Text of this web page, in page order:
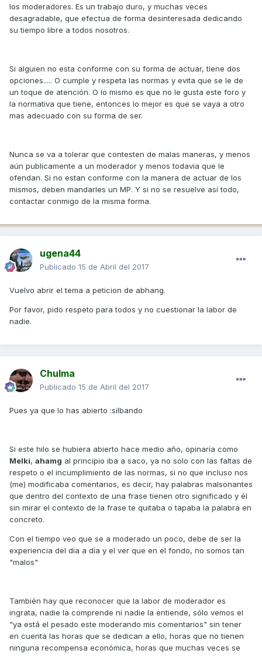
los moderadores. Es un trabajo duro, y muchas veces
desagradable, que efectua de forma desinteresada dedicando
su tiempo libre a todos nosotros.
Si alguien no esta conforme con su forma de actuar, tiene dos
opciones..... O cumple y respeta las normas y evita que se le de
un toque de atención. O lo mismo es que no le gusta este foro y
la normativa que tiene, entonces lo mejor es que se vaya a otro
mas adecuado con su forma de ser.
Nunca se va a tolerar que contesten de malas maneras, y menos
aún publicamente a un moderador y menos todavia que le
ofendan. Si no estan conforme con la manera de actuar de los
mismos, deben mandarles un MP. Y si no se resuelve así todo,
contactar conmigo de la misma forma.
ugena44
Publicado 15 de Abril del 2017
Vuelvo abrir el tema a peticion de abhang.
Por favor, pido respeto para todos y no cuestionar la labor de
nadie.
Chulma
Publicado 15 de Abril del 2017
Pues ya que lo has abierto :silbando
Si este hilo se hubiera abierto hace medio año, opinaría como
Melki, ahamg al principio iba a saco, ya no solo con las faltas de
respeto o el incumplimiento de las normas, si no que incluso nos
(me) modificaba comentarios, es decir, hay palabras malsonantes
que dentro del contexto de una frase tienen otro significado y él
sin mirar el contexto de la frase te quitaba o tapaba la palabra en
concreto.
Con el tiempo veo que se a moderado un poco, debe de ser la
experiencia del día a día y el ver que en el fondo, no somos tan
"malos"
También hay que reconocer que la labor de moderador es
ingrata, nadie la comprende ni nadie la entiende, sólo vemos el
"ya está el pesado este moderando mis comentarios" sin tener
en cuenta las horas que se dedican a ello, horas que no tienen
ninguna recompensa económica, horas que muchas veces se